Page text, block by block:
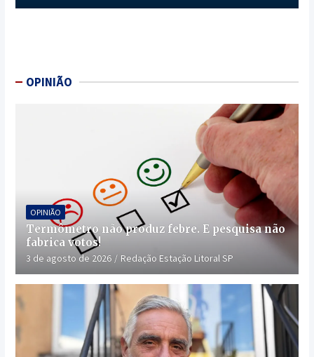
OPINIÃO
OPINIÃO
Termômetro não produz febre. E pesquisa não
fabrica votos!
3 de agosto de 2026 Redação Estação Litoral SP